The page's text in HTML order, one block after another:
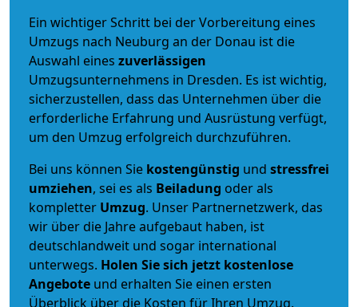
Ein wichtiger Schritt bei der Vorbereitung eines
Umzugs nach Neuburg an der Donau ist die
Auswahl eines zuverlässigen
Umzugsunternehmens in Dresden. Es ist wichtig,
sicherzustellen, dass das Unternehmen über die
erforderliche Erfahrung und Ausrüstung verfügt,
um den Umzug erfolgreich durchzuführen.
Bei uns können Sie kostengünstig und stressfrei
umziehen, sei es als Beiladung oder als
kompletter Umzug. Unser Partnernetzwerk, das
wir über die Jahre aufgebaut haben, ist
deutschlandweit und sogar international
unterwegs. Holen Sie sich jetzt kostenlose
Angebote und erhalten Sie einen ersten
Überblick über die Kosten für Ihren Umzug.